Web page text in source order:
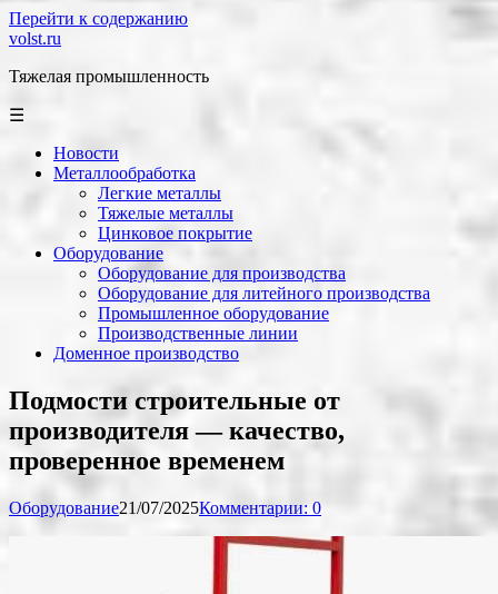
Перейти к содержанию
volst.ru
Тяжелая промышленность
☰
Новости
Металлообработка
Легкие металлы
Тяжелые металлы
Цинковое покрытие
Оборудование
Оборудование для производства
Оборудование для литейного производства
Промышленное оборудование
Производственные линии
Доменное производство
Подмости строительные от
производителя — качество,
проверенное временем
Оборудование21/07/2025Комментарии: 0